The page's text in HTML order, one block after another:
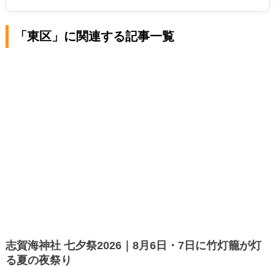
「東区」に関連する記事一覧
志賀海神社 七夕祭2026｜8月6日・7日に竹灯籠が灯
る夏の夜祭り